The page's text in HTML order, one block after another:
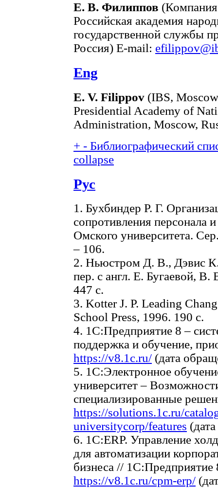
Е. В. Филиппов
Российская академия
государственной службы
Россия) E-mail:
Eng
E. V. Filippov (IBS,
Presidential Academy of
Administration, Moscow,
+ - Библиографический
collapse
Рус
1. Бухбиндер Р. Г.
сопротивления персонала
Омского университета.
– 106.
2. Ньюстром Д. В., Дэвис
пер. с англ. Е. Бугаевой,
447 с.
3. Kotter J. P. Leading
School Press, 1996. 190 c.
4. 1С:Предприятие 8 –
поддержка и обучение,
https://v8.1c.ru/ (дата
5. 1С:Электронное
университет –
специализированные
https://solutions.1c.ru/
universitycorp/features
6. 1С:ERP. Управление
для автоматизации
бизнеса //
https://v8.1c.ru/cpm-erp/